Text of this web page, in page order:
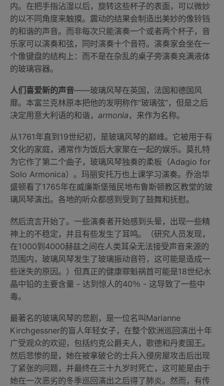
内。在把手指沾湿以后，旋转这些杯子的表面，可以微妙
的以不同角度来触摸。震动的结果会制造出美妙的像铃铛
的和谐的声音。而非每次只能演奏一个或者两个杯子，音
乐家可以演奏和弦，同时演奏十个音符。演奏家会坐在一
个像键盘的结构上：而不是在杂乱的桌子旁演奏充满液体
的玻璃容器。
人们喜爱新的声音——玻璃风琴在英国，法国和德国风
靡。本富兰克林原本把他的发明称作“玻璃弦”，但是之后
决定用意大利语的和谐， armonia ，来作为名称。
从1761年直到19世纪初，是玻璃风琴的巅峰。它被用于有
文化的家庭，通常作为饭后大家聚在一起的娱乐。莫扎特
为它作了第二个曲子，玻璃风琴独奏的柔板（Adagio for
Solo Armonica）。玛丽安托万也上课学习演奏。乔治华
盛顿看了1765年在威廉斯堡殖民地布鲁斯顿教区教堂的玻
璃风琴演出。各地的听众都感到受到了鼓舞和抚慰。
然后流言开始了。一些演奏者开始感到头晕，出现一些精
神上的不稳定，并且有些发生了耳鸣。（研究人员发现，
在1000到4000赫兹之间在人类耳朵无法接受声音来源的
范围内，玻璃风琴发生了玻璃振动音符，这可能是造成一
些迷失的原因。）但真正的健康罪魁祸首可能是18世纪水
晶中铅的主要含量 - 达到惊人的40％ - 这导致了一些中
毒。
最著名的玻璃风琴的悲剧，是一位名叫Marianne
Kirchgessner的盲人年轻女子，在整个欧洲巡回演出十年
广受观众的欢迎，包括约克公爵夫人，歌德和丹麦国王。
然后悲惨的是，她在被拿破仑的士兵入侵房屋攻击后出现
了紧张的问题，并最终在三十九岁时死亡，这可能是由于
她在一次恶劣的冬季巡回演出之后得了肺炎。然而，有传